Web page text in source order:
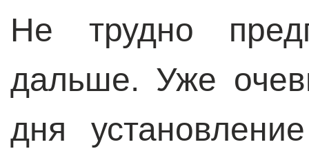
Не трудно
дальше. Уже
дня